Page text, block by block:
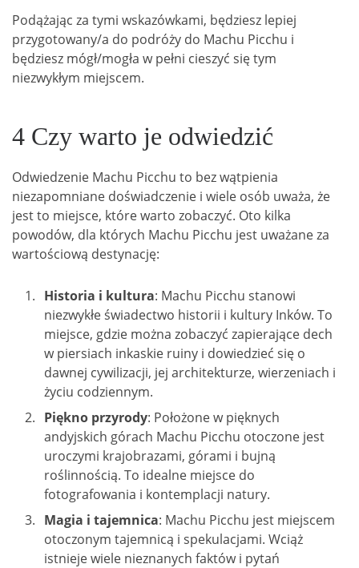
Podążając za tymi wskazówkami, będziesz lepiej
przygotowany/a do podróży do Machu Picchu i
będziesz mógł/mogła w pełni cieszyć się tym
niezwykłym miejscem.
4 Czy warto je odwiedzić
Odwiedzenie Machu Picchu to bez wątpienia
niezapomniane doświadczenie i wiele osób uważa, że
jest to miejsce, które warto zobaczyć. Oto kilka
powodów, dla których Machu Picchu jest uważane za
wartościową destynację:
Historia i kultura: Machu Picchu stanowi
niezwykłe świadectwo historii i kultury Inków. To
miejsce, gdzie można zobaczyć zapierające dech
w piersiach inkaskie ruiny i dowiedzieć się o
dawnej cywilizacji, jej architekturze, wierzeniach i
życiu codziennym.
Piękno przyrody: Położone w pięknych
andyjskich górach Machu Picchu otoczone jest
uroczymi krajobrazami, górami i bujną
roślinnością. To idealne miejsce do
fotografowania i kontemplacji natury.
Magia i tajemnica: Machu Picchu jest miejscem
otoczonym tajemnicą i spekulacjami. Wciąż
istnieje wiele nieznanych faktów i pytań